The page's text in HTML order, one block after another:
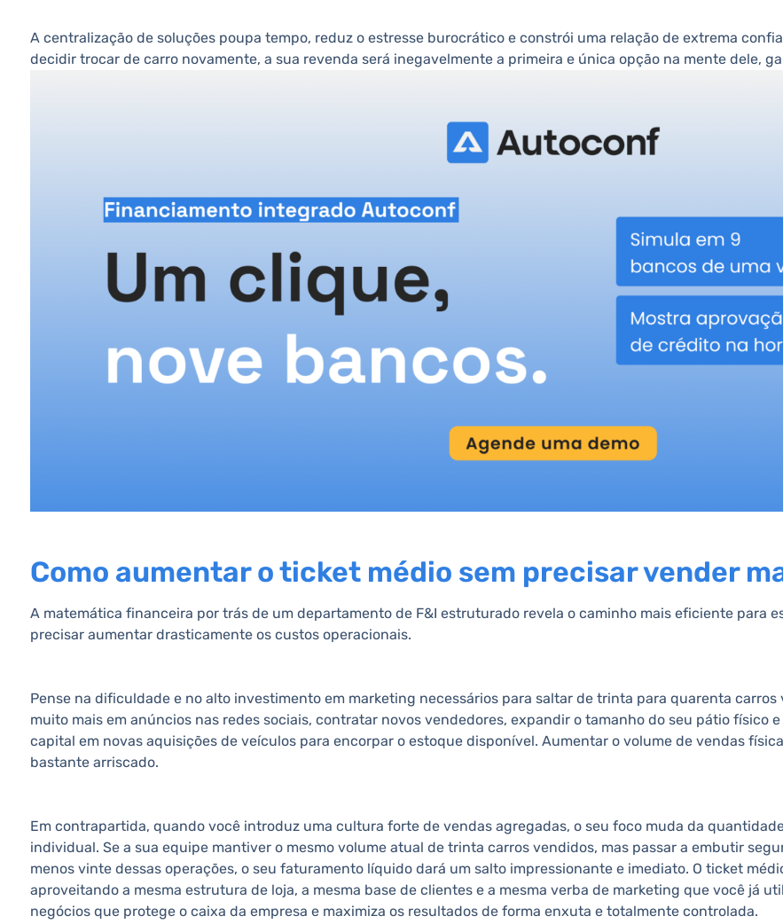
A centralização de soluções poupa tempo, reduz o estresse burocrático e constrói uma relação de extrema
decidir trocar de carro novamente, a sua revenda será inegavelmente a primeira e única opção na mente dele,
Como aumentar o ticket médio sem precisar vender
A matemática financeira por trás de um departamento de F&I estruturado revela o caminho mais eficiente para
precisar aumentar drasticamente os custos operacionais.
Pense na dificuldade e no alto investimento em marketing necessários para saltar de trinta para quarenta carros
muito mais em anúncios nas redes sociais, contratar novos vendedores, expandir o tamanho do seu pátio físico
capital em novas aquisições de veículos para encorpar o estoque disponível. Aumentar o volume de vendas
bastante arriscado.
Em contrapartida, quando você introduz uma cultura forte de vendas agregadas, o seu foco muda da
individual. Se a sua equipe mantiver o mesmo volume atual de trinta carros vendidos, mas passar a embutir
menos vinte dessas operações, o seu faturamento líquido dará um salto impressionante e imediato. O ticket
aproveitando a mesma estrutura de loja, a mesma base de clientes e a mesma verba de marketing que você já
negócios que protege o caixa da empresa e maximiza os resultados de forma enxuta e totalmente controlada.